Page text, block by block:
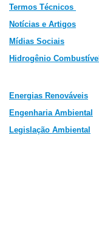
Termos Técnicos
Notícias e Artigos
Mídias Sociais
Hidrogênio Combustível
Energias Renováveis
Engenharia Ambiental
Legislação Ambiental